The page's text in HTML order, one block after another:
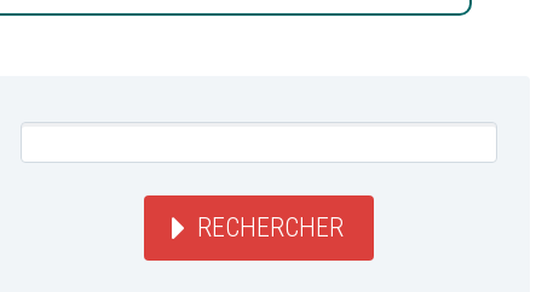
RECHERCHER